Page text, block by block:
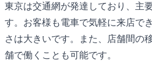
東京は交通網が発達しており、主
す。お客様も電車で気軽に来店で
さは大きいです。また、店舗間の
舗で働くことも可能です。